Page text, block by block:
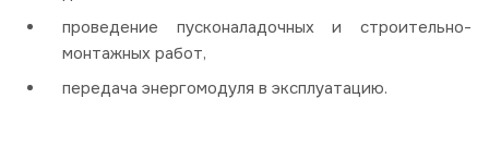
проведение пусконаладочных и строительно-
монтажных работ,
передача энергомодуля в эксплуатацию.